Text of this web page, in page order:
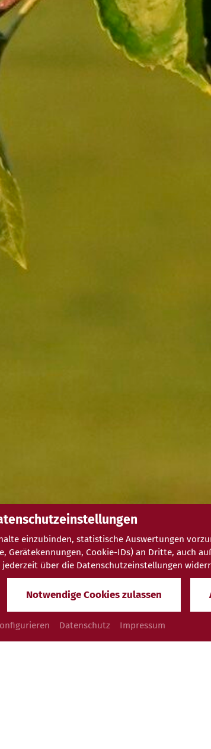
einzubinden, statistische Auswertungen
Gerätekennungen, Cookie-IDs) an Dritte, auch
über die Datenschutzeinstellungen
Notwendige Cookies zulassen
Datenschutz Impressum